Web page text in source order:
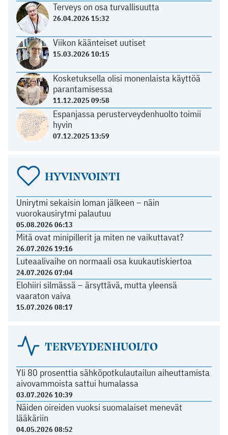
Terveys on osa turvallisuutta
26.04.2026 15:32
Viikon käänteiset uutiset
15.03.2026 10:15
Kosketuksella olisi monenlaista käyttöä
parantamisessa
11.12.2025 09:58
Espanjassa perusterveydenhuolto toimii
hyvin
07.12.2025 13:59
HYVINVOINTI
Unirytmi sekaisin loman jälkeen – näin
vuorokausirytmi palautuu
05.08.2026 06:13
Mitä ovat minipillerit ja miten ne vaikuttavat?
26.07.2026 19:16
Luteaalivaihe on normaali osa kuukautiskiertoa
24.07.2026 07:04
Elohiiri silmässä – ärsyttävä, mutta yleensä
vaaraton vaiva
15.07.2026 08:17
TERVEYDENHUOLTO
Yli 80 prosenttia sähköpotkulautailun aiheuttamista
aivovammoista sattui humalassa
03.07.2026 10:39
Näiden oireiden vuoksi suomalaiset menevät
lääkäriin
04.05.2026 08:52